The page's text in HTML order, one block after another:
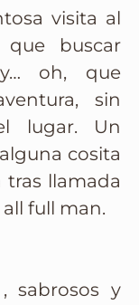
visita al
que buscar
oh, que
sin
lugar. Un
cosita
llamada
full man.
sabrosos y